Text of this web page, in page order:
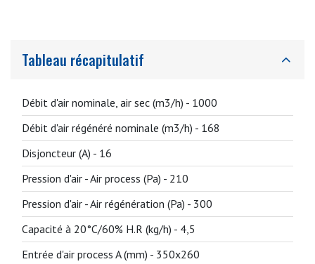
Tableau récapitulatif
Débit d'air nominale, air sec (m3/h) - 1000
Débit d'air régénéré nominale (m3/h) - 168
Disjoncteur (A) - 16
Pression d'air - Air process (Pa) - 210
Pression d'air - Air régénération (Pa) - 300
Capacité à 20°C/60% H.R (kg/h) - 4,5
Entrée d'air process A (mm) - 350x260